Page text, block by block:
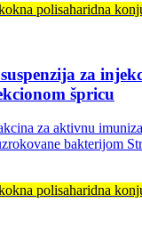
polisaharidna
za
špricu
za aktivnu
bakterijom
polisaharidna